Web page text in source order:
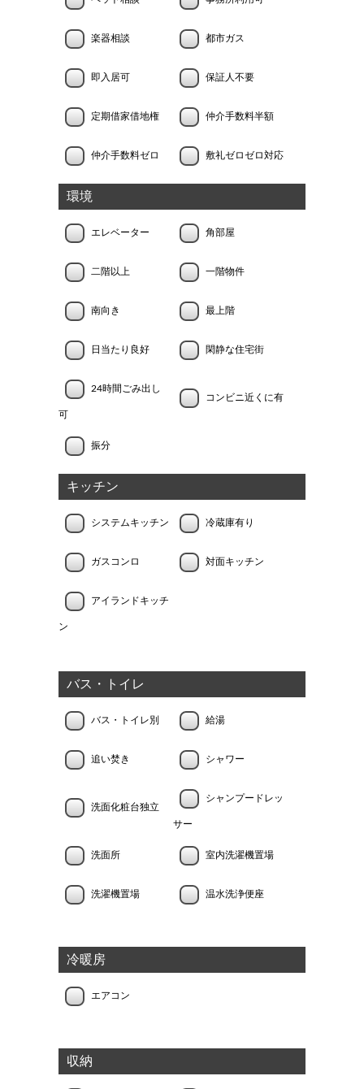
楽器相談 都市ガス
即入居可 保証人不要
定期借家借地権 仲介手数料半額
仲介手数料ゼロ 敷礼ゼロゼロ対応
環境
エレベーター 角部屋
二階以上 一階物件
南向き 最上階
日当たり良好 閑静な住宅街
24時間ごみ出し
可
コンビニ近くに有
振分
キッチン
システムキッチン 冷蔵庫有り
ガスコンロ 対面キッチン
アイランドキッチ
ン
バス・トイレ
バス・トイレ別 給湯
追い焚き シャワー
洗面化粧台独立
シャンプードレッ
サー
洗面所 室内洗濯機置場
洗濯機置場 温水洗浄便座
冷暖房
エアコン
収納